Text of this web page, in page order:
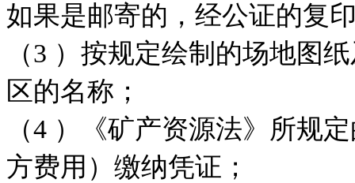
如果是邮寄的，经公证的复
（3 ）按规定绘制的场地图
区的名称；
（4 ）《矿产资源法》所规
方费用）缴纳凭证；